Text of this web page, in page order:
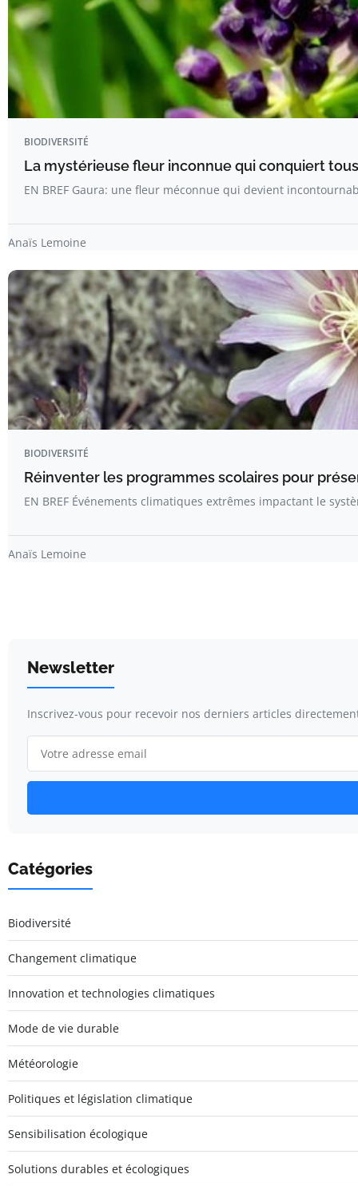
BIODIVERSITÉ
La mystérieuse fleur inconnue qui conquiert
EN BREF Gaura: une fleur méconnue qui devient
Anaïs Lemoine
BIODIVERSITÉ
Réinventer les programmes scolaires pour
EN BREF Événements climatiques extrêmes impactant le
Anaïs Lemoine
Newsletter
Inscrivez-vous pour recevoir nos derniers articles
Catégories
Biodiversité
Changement climatique
Innovation et technologies climatiques
Mode de vie durable
Météorologie
Politiques et législation climatique
Sensibilisation écologique
Solutions durables et écologiques